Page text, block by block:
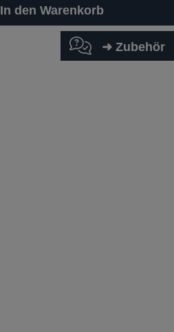
In den Warenkorb
➜ Zubehör